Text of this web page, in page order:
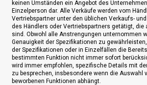
keinen Umständen ein Angebot des
Einzelperson dar. Alle Verkäufe werden vom
Vertriebspartner unter den üblichen Verkaufs-
des Händlers oder Vertriebspartners getätigt, die
sind. Obwohl alle Anstrengungen unternommen
Genauigkeit der Spezifikationen zu
der Spezifikationen oder in Einzelfällen die
bestimmten Funktion nicht immer sofort
wird immer empfohlen, spezifische Details mit
zu besprechen, insbesondere wenn die Auswahl
beworbenen Funktionen abhängt.